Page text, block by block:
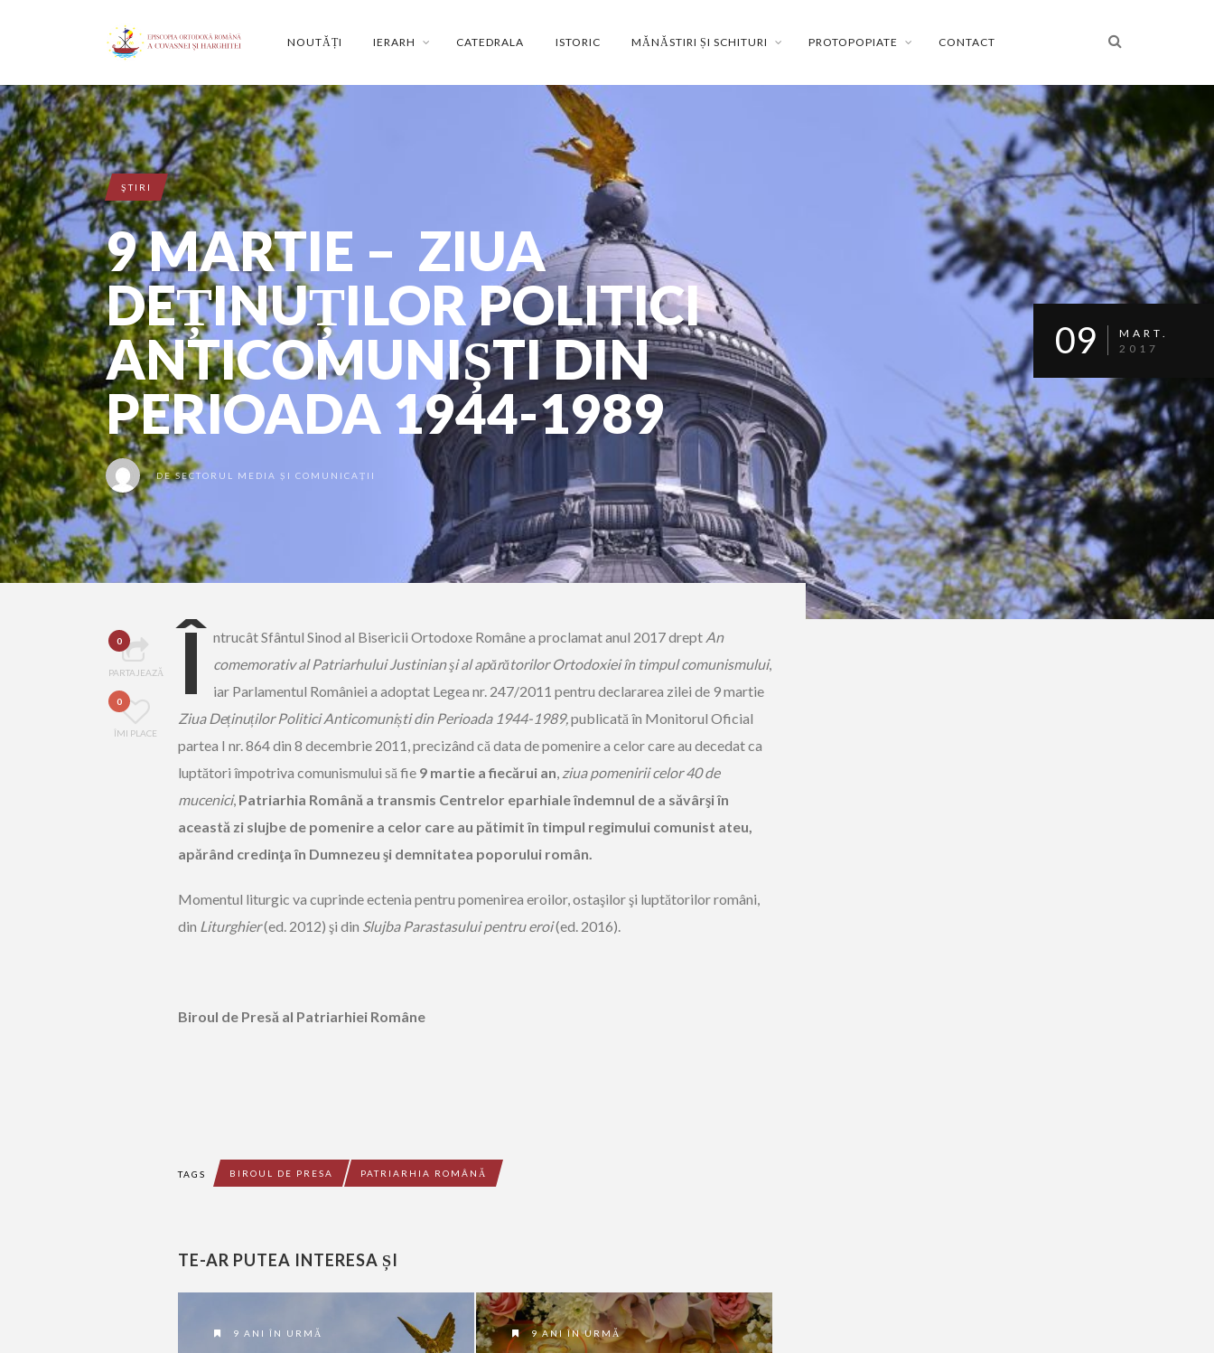
NOUTĂȚI IERARH CATEDRALA ISTORIC MĂNĂSTIRI ȘI SCHITURI PROTOPOPIATE CONTACT
ŞTIRI
9 MARTIE – ZIUA
DEȚINUȚILOR POLITICI
ANTICOMUNIȘTI DIN
PERIOADA 1944-1989
DESECTORUL MEDIA ȘI COMUNICAȚII
09
MART.
2017
0
PARTAJEAZĂ
0
ÎMI PLACE
Î ntrucât Sfântul Sinod al Bisericii Ortodoxe Române a proclamat anul 2017 drept An
comemorativ al Patriarhului Justinian şi al apărătorilor Ortodoxiei în timpul comunismului,
iar Parlamentul României a adoptat Legea nr. 247/2011 pentru declararea zilei de 9 martie
Ziua Deținuților Politici Anticomuniști din Perioada 1944-1989, publicată în Monitorul Oficial
partea I nr. 864 din 8 decembrie 2011, precizând că data de pomenire a celor care au decedat ca
luptători împotriva comunismului să fie 9 martie a fiecărui an ziua pomenirii celor 40 de
mucenici, Patriarhia Română a transmis Centrelor eparhiale îndemnul de a săvârşi în
această zi slujbe de pomenire a celor care au pătimit în timpul regimului comunist ateu,
apărând credinţa în Dumnezeu şi demnitatea poporului român.
Momentul liturgic va cuprinde ectenia pentru pomenirea eroilor, ostaşilor şi luptătorilor români,
din Liturghier(ed. 2012) şi din Slujba Parastasului pentru eroi(ed. 2016).
Biroul de Presă al Patriarhiei Române
TAGS BIROUL DE PRESA PATRIARHIA ROMÂNĂ
TE-AR PUTEA INTERESA ȘI
9 ANI ÎN URMĂ 9 ANI ÎN URMĂ